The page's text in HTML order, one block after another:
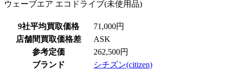
9社平均買取価格
71,000円
店舗間買取価格差
ASK
参考定価
262,500円
ブランド
シチズン(citizen)